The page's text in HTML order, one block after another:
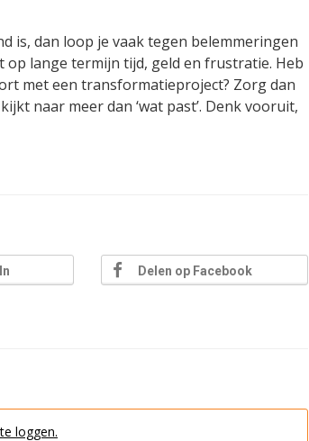
is, dan loop je vaak tegen belemmeringen
op lange termijn tijd, geld en frustratie. Heb
met een transformatieproject? Zorg dan
naar meer dan ‘wat past’. Denk vooruit,
Delen op Facebook
loggen.